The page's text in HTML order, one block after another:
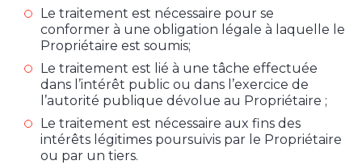
Le traitement est nécessaire pour se
conformer à une obligation légale à laquelle le
Propriétaire est soumis;
Le traitement est lié à une tâche effectuée
dans l’intérêt public ou dans l’exercice de
l’autorité publique dévolue au Propriétaire ;
Le traitement est nécessaire aux fins des
intérêts légitimes poursuivis par le Propriétaire
ou par un tiers.